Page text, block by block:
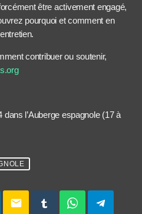
être activement engagé,
pourquoi et comment en
contribuer ou soutenir,
l’Auberge espagnole (17 à
email